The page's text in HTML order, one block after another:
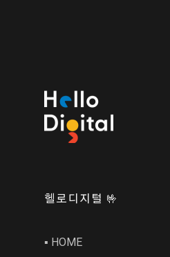
헬로디지털 🤟
▪︎ HOME